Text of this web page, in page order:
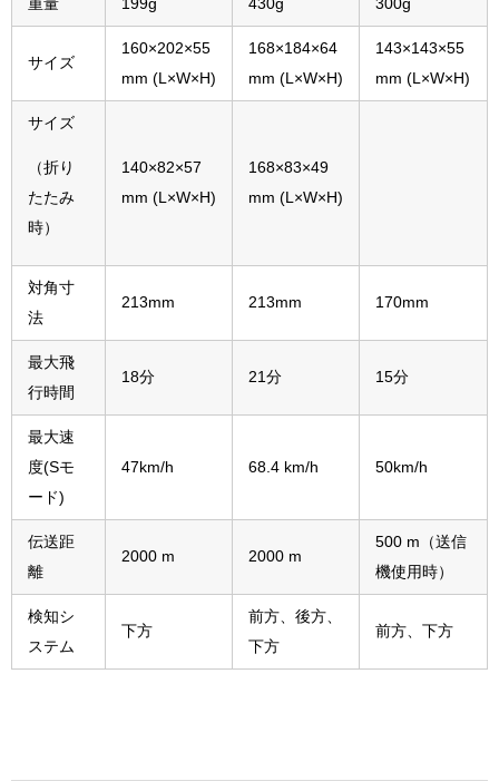
重量 199g 430g 300g
サイズ
160×202×55
mm (L×W×H)
168×184×64
mm (L×W×H)
143×143×55
mm (L×W×H)
サイズ
（折り
たたみ
時）
140×82×57
mm (L×W×H)
168×83×49
mm (L×W×H)
対角寸
法
213mm 213mm 170mm
最大飛
行時間
18分 21分 15分
最大速
度(Sモ
ード)
47km/h 68.4 km/h 50km/h
伝送距
離
2000 m 2000 m
500 m（送信
機使用時）
検知シ
ステム
下方
前方、後方、
下方
前方、下方